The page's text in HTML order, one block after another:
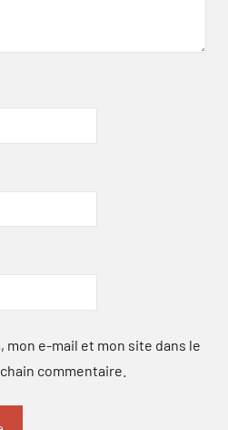
mon e-mail et mon site dans le
commentaire.